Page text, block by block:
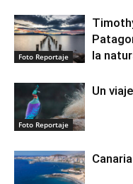
Foto Reportaje
la
Foto Reportaje
Un